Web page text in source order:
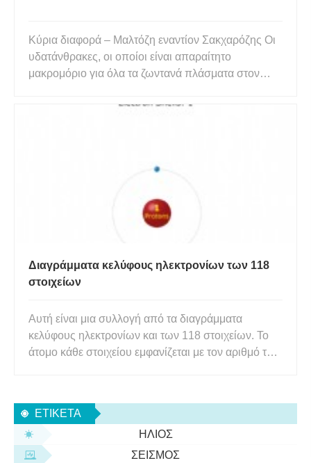
Κύρια διαφορά – Μαλτόζη εναντίον Σακχαρόζης Οι
υδατάνθρακες, οι οποίοι είναι απαραίτητο
μακρομόριο για όλα τα ζωντανά πλάσματα στον
γνωστές ως μονοσακχαρίτες, δισακχαρίτες και
Διαγράμματα κελύφους ηλεκτρονίων των 118
στοιχείων
Αυτή είναι μια συλλογή από τα διαγράμματα
κελύφους ηλεκτρονίων και των 118 στοιχείων. Το
άτομο κάθε στοιχείου εμφανίζεται με τον αριθμό των
επίπεδο ενέργειας είναι πιο κοντά στον πυρήνα. Οι
αριθμοί που εμφανίζον
ΕΤΙΚΈΤΑ
ΉΛΙΟΣ
ΣΕΙΣΜΌΣ